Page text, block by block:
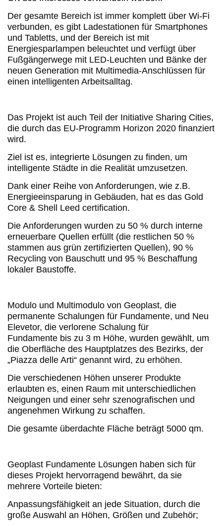
Der gesamte Bereich ist immer komplett über Wi-Fi
verbunden, es gibt Ladestationen für Smartphones
und Tabletts, und der Bereich ist mit
Energiesparlampen beleuchtet und verfügt über
Fußgängerwege mit LED-Leuchten und Bänke der
neuen Generation mit Multimedia-Anschlüssen für
einen intelligenten Arbeitsalltag.
Das Projekt ist auch Teil der Initiative Sharing Cities,
die durch das EU-Programm Horizon 2020 finanziert
wird.
Ziel ist es, integrierte Lösungen zu finden, um
intelligente Städte in die Realität umzusetzen.
Dank einer Reihe von Anforderungen, wie z.B.
Energieeinsparung in Gebäuden, hat es das Gold
Core & Shell Leed certification.
Die Anforderungen wurden zu 50 % durch interne
erneuerbare Quellen erfüllt (die restlichen 50 %
stammen aus grün zertifizierten Quellen), 90 %
Recycling von Bauschutt und 95 % Beschaffung
lokaler Baustoffe.
Modulo und Multimodulo von Geoplast, die
permanente Schalungen für Fundamente, und Neu
Elevetor, die verlorene Schalung für
Fundamente bis zu 3 m Höhe, wurden gewählt, um
die Oberfläche des Hauptplatzes des Bezirks, der
„Piazza delle Arti“ genannt wird, zu erhöhen.
Die verschiedenen Höhen unserer Produkte
erlaubten es, einen Raum mit unterschiedlichen
Neigungen und einer sehr szenografischen und
angenehmen Wirkung zu schaffen.
Die gesamte überdachte Fläche beträgt 5000 qm.
Geoplast Fundamente Lösungen haben sich für
dieses Projekt hervorragend bewährt, da sie
mehrere Vorteile bieten:
Anpassungsfähigkeit an jede Situation, durch die
große Auswahl an Höhen, Größen und Zubehör;